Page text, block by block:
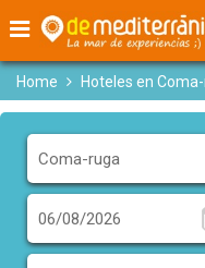
Home Hoteles en